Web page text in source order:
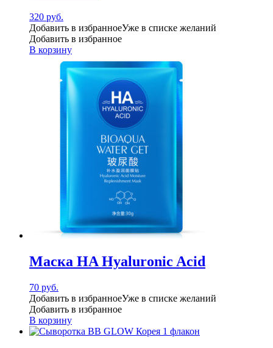
320 руб.
Добавить в избранноеУже в списке желаний
Добавить в избранное
В корзину
Маска HA Hyaluronic Acid
70 руб.
Добавить в избранноеУже в списке желаний
Добавить в избранное
В корзину